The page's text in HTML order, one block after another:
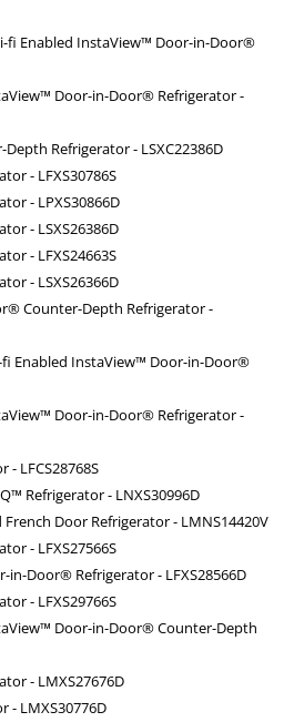
fi Enabled InstaView™ Door-in-Door®
Door-in-Door® Refrigerator -
Refrigerator - LSXC22386D
- LFXS30786S
- LPXS30866D
- LSXS26386D
- LFXS24663S
- LSXS26366D
Counter-Depth Refrigerator -
fi Enabled InstaView™ Door-in-Door®
Door-in-Door® Refrigerator -
- LFCS28768S
Refrigerator - LNXS30996D
Door Refrigerator - LMNS14420V
- LFXS27566S
in-Door® Refrigerator - LFXS28566D
- LFXS29766S
Door-in-Door® Counter-Depth
- LMXS27676D
- LMXS30776D